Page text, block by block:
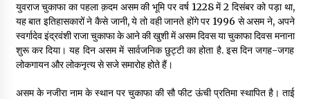
युवराज चुकाफा का पहला क़दम असम की भूमि पर वर्ष 1228 में 2 दिसंबर को पड़ा था,
यह बात इतिहासकारों ने कैसे जानी, ये तो वही जानते होंगे पर 1996 से असम ने, अपने
स्वर्गादेव इंद्रवंशी राजा चुकाफा के आने की खुशी में असम दिवस या चुकाफा दिवस मनाना
शुरू कर दिया। यह दिन असम में सार्वजनिक छुट्टी का होता है. इस दिन जगह-जगह
लोकगायन और लोकनृत्य से सजे समारोह होते हैं।
असम के नजीरा नाम के स्थान पर चुकाफा की सौ फीट ऊंची प्रतिमा स्थापित है। ताई